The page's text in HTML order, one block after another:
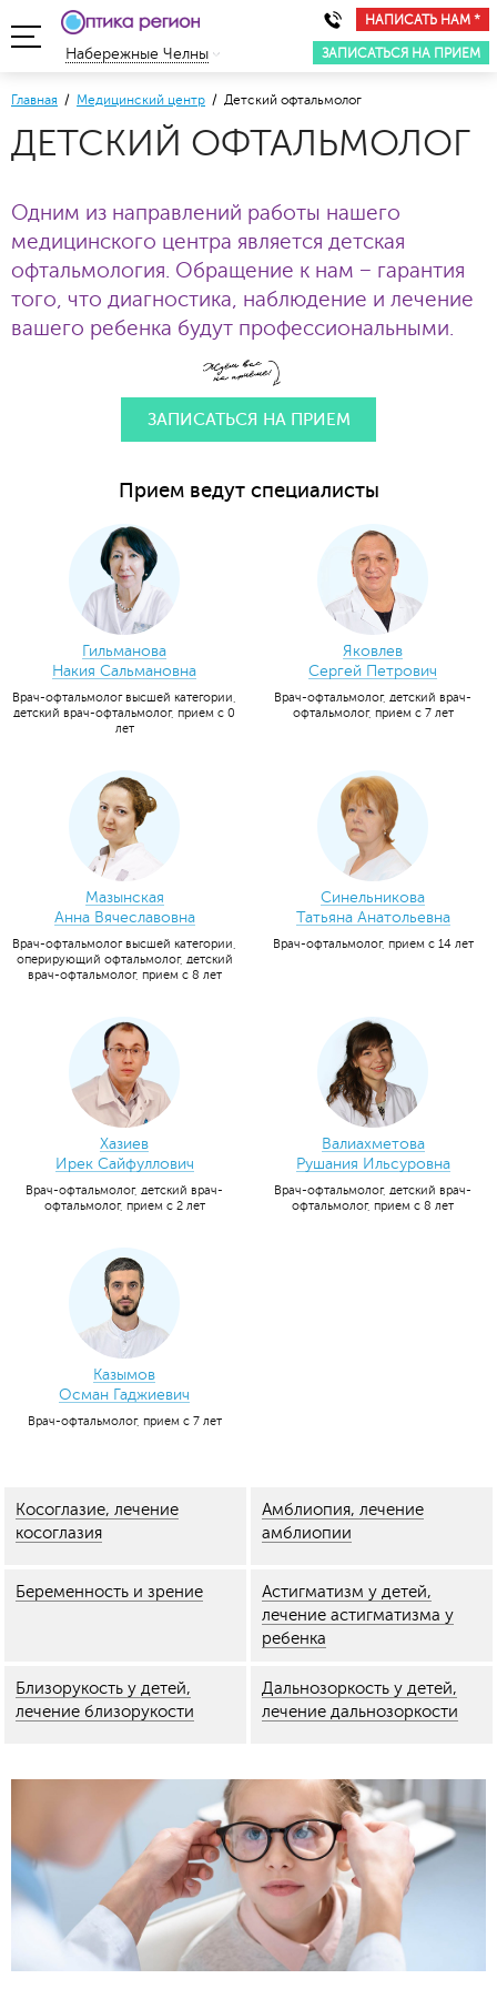
НАПИСАТЬ НАМ *
ЗАПИСАТЬСЯ НА ПРИЕМ
Набережные Челны
Главная / Медицинский центр / Детский офтальмолог
ДЕТСКИЙ ОФТАЛЬМОЛОГ
Одним из направлений работы нашего
медицинского центра является детская
офтальмология. Обращение к нам − гарантия
того, что диагностика, наблюдение и лечение
вашего ребенка будут профессиональными.
ЗАПИСАТЬСЯ НА ПРИЕМ
Прием ведут специалисты
Гильманова
Накия Сальмановна
Врач-офтальмолог высшей категории,
детский врач-офтальмолог, прием с 0
лет
Яковлев
Сергей Петрович
Врач-офтальмолог, детский врач-
офтальмолог, прием с 7 лет
Мазынская
Анна Вячеславовна
Врач-офтальмолог высшей категории,
оперирующий офтальмолог, детский
врач-офтальмолог, прием с 8 лет
Синельникова
Татьяна Анатольевна
Врач-офтальмолог, прием с 14 лет
Хазиев
Ирек Сайфуллович
Врач-офтальмолог, детский врач-
офтальмолог, прием с 2 лет
Валиахметова
Рушания Ильсуровна
Врач-офтальмолог, детский врач-
офтальмолог, прием с 8 лет
Казымов
Осман Гаджиевич
Врач-офтальмолог, прием с 7 лет
Косоглазие, лечение
косоглазия
Амблиопия, лечение
амблиопии
Беременность и зрение
Астигматизм у детей,
лечение астигматизма у
ребенка
Близорукость у детей,
лечение близорукости
Дальнозоркость у детей,
лечение дальнозоркости